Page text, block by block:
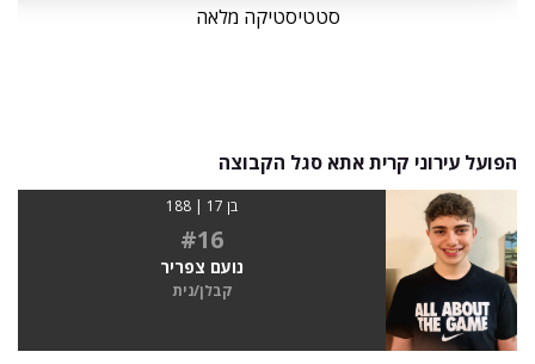
סטטיסטיקה מלאה
הפועל עירוני קרית אתא סגל הקבוצה
בן 17 | 188
#16
נועם צפריר
קבלן/נית